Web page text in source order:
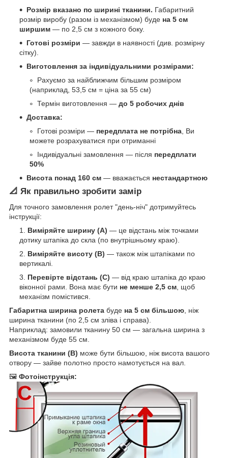
Розмір вказано по ширині тканини. Габаритний
розмір виробу (разом із механізмом) буде на 5 см
ширшим — по 2,5 см з кожного боку.
Готові розміри — завжди в наявності (див. розмірну
сітку).
Виготовлення за індивідуальними розмірами:
Рахуємо за найближчим більшим розміром
(наприклад, 53,5 см = ціна за 55 см)
Термін виготовлення — до 5 робочих днів
Доставка:
Готові розміри — передплата не потрібна , Ви
можете розрахуватися при отриманні
Індивідуальні замовлення — після передплати
50%
Висота понад 160 см — вважається нестандартною
📐 Як правильно зробити замір
Для точного замовлення ролет "день-ніч" дотримуйтесь
інструкції:
Виміряйте ширину (A) — це відстань між точками
дотику штапіка до скла (по внутрішньому краю).
Виміряйте висоту (B) — також між штапіками по
вертикалі.
Перевірте відстань (C) — від краю штапіка до краю
віконної рами. Вона має бути не менше 2,5 см , щоб
механізм помістився.
Габаритна ширина ролета буде на 5 см більшою , ніж
ширина тканини (по 2,5 см зліва і справа).
Наприклад: замовили тканину 50 см — загальна ширина з
механізмом буде 55 см.
Висота тканини (B) може бути більшою, ніж висота вашого
отвору — зайве полотно просто намотується на вал.
🖼 Фотоінструкція: